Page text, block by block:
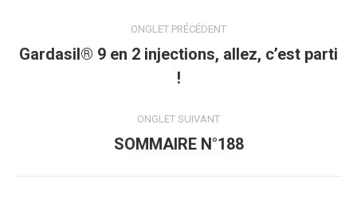
Navigation
de
commentaire
ONGLET PRÉCÉDENT
précédent
Gardasil® 9 en 2 injections, allez, c’est parti
!
ONGLET SUIVANT
Onglet
SOMMAIRE N°188